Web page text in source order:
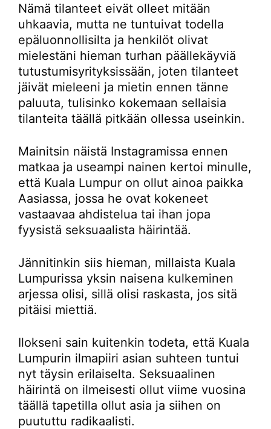
Nämä tilanteet eivät olleet mitään
uhkaavia, mutta ne tuntuivat todella
epäluonnollisilta ja henkilöt olivat
mielestäni hieman turhan päällekäyviä
tutustumisyrityksissään, joten tilanteet
jäivät mieleeni ja mietin ennen tänne
paluuta, tulisinko kokemaan sellaisia
tilanteita täällä pitkään ollessa useinkin.
Mainitsin näistä Instagramissa ennen
matkaa ja useampi nainen kertoi minulle,
että Kuala Lumpur on ollut ainoa paikka
Aasiassa, jossa he ovat kokeneet
vastaavaa ahdistelua tai ihan jopa
fyysistä seksuaalista häirintää.
Jännitinkin siis hieman, millaista Kuala
Lumpurissa yksin naisena kulkeminen
arjessa olisi, sillä olisi raskasta, jos sitä
pitäisi miettiä.
Ilokseni sain kuitenkin todeta, että Kuala
Lumpurin ilmapiiri asian suhteen tuntui
nyt täysin erilaiselta. Seksuaalinen
häirintä on ilmeisesti ollut viime vuosina
täällä tapetilla ollut asia ja siihen on
puututtu radikaalisti.